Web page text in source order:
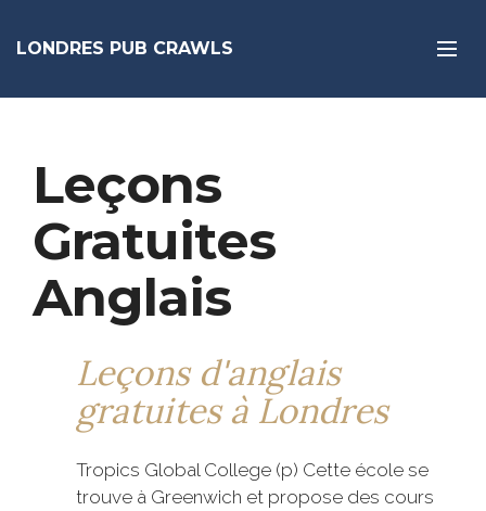
LONDRES PUB CRAWLS
Leçons
Gratuites
Anglais
Leçons d'anglais
gratuites à Londres
Tropics Global College (p) Cette école se
trouve à Greenwich et propose des cours